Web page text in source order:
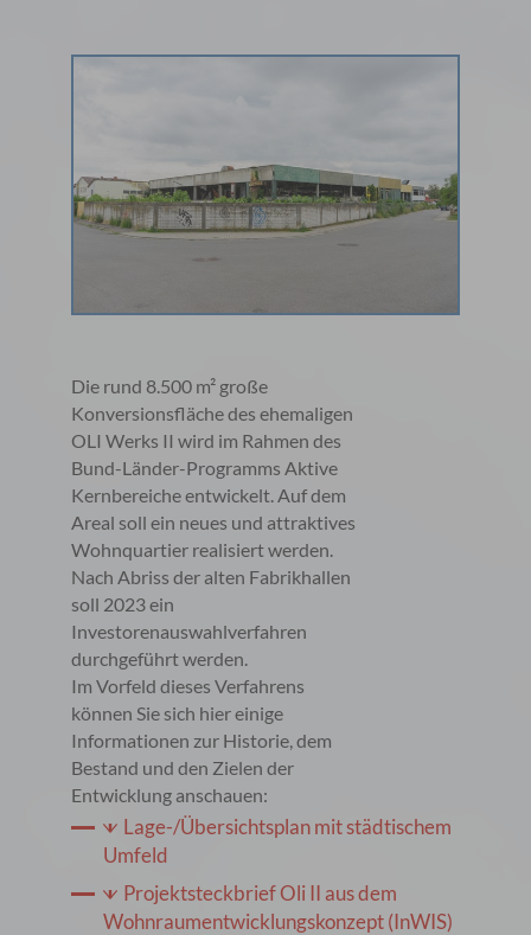
Die rund 8.500 m² große
Konversionsfläche des ehemaligen
OLI Werks II wird im Rahmen des
Bund-Länder-Programms Aktive
Kernbereiche entwickelt. Auf dem
Areal soll ein neues und attraktives
Wohnquartier realisiert werden.
Nach Abriss der alten Fabrikhallen
soll 2023 ein
Investorenauswahlverfahren
durchgeführt werden.
Im Vorfeld dieses Verfahrens
können Sie sich hier einige
Informationen zur Historie, dem
Bestand und den Zielen der
Entwicklung anschauen:
Lage-/Übersichtsplan mit städtischem
Umfeld
Projektsteckbrief Oli II aus dem
Wohnraumentwicklungskonzept (InWIS)